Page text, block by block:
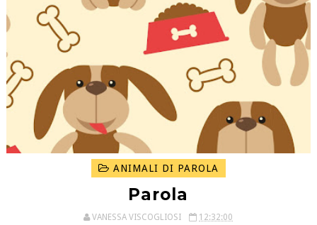
ANIMALI DI PAROLA
Parola
VANESSA VISCOGLIOSI 12:32:00